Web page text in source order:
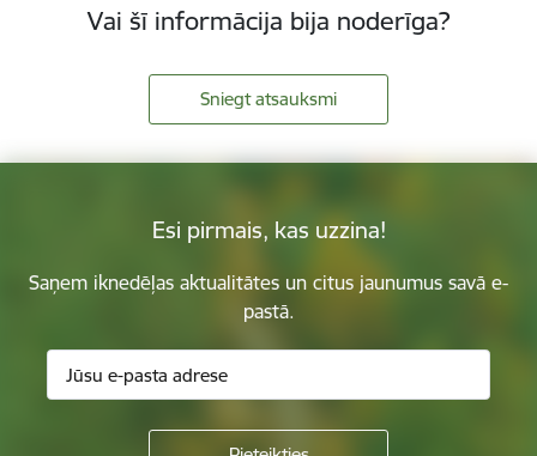
Vai šī informācija bija noderīga?
Sniegt atsauksmi
Esi pirmais, kas uzzina!
Saņem iknedēļas aktualitātes un citus jaunumus savā e-
pastā.